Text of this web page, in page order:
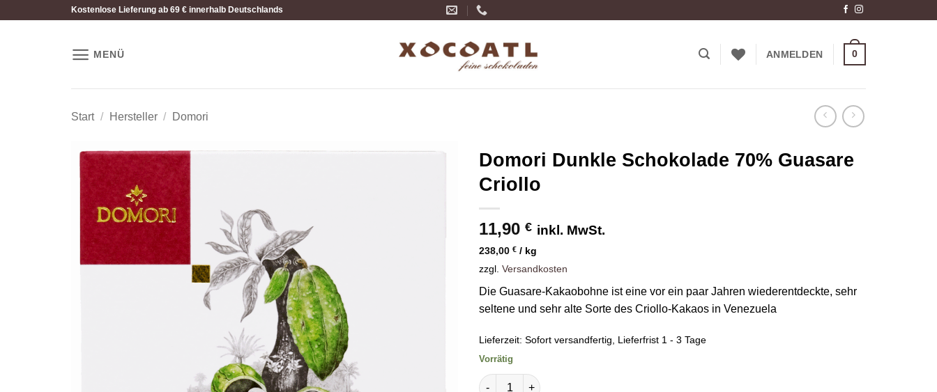
Kostenlose Lieferung ab 69 € innerhalb Deutschlands
MENÜ ANMELDEN 0
Start / Hersteller / Domori
Domori Dunkle Schokolade 70% Guasare
Criollo
11,90 € inkl. MwSt.
238,00 € / kg
zzgl. Versandkosten
Die Guasare-Kakaobohne ist eine vor ein paar Jahren wiederentdeckte, sehr
seltene und sehr alte Sorte des Criollo-Kakaos in Venezuela
Lieferzeit: Sofort versandfertig, Lieferfrist 1 - 3 Tage
Vorrätig
Domori Dunkle Schokolade 70% Guasare Criollo Menge